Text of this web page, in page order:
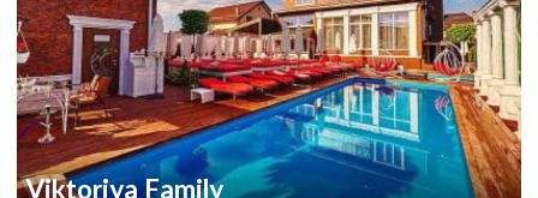
Viktoriya Family